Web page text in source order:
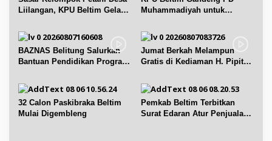
p
s
Liilangan, KPU Beltim Gelar
Muhammadiyah untuk
BAZNAS Belitung Salurkan
Bantuan Pendidikan Program
Jumat Berkah Melampun
Gratis di Kediaman H. Pipit
32 Calon Paskibraka Beltim
Mulai Digembleng
Pemkab Beltim Terbitkan
Surat Edaran Atur Penjualan